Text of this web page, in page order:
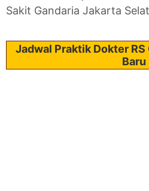
Sakit Gandaria Jakarta
Jadwal Praktik Dokter
Baru